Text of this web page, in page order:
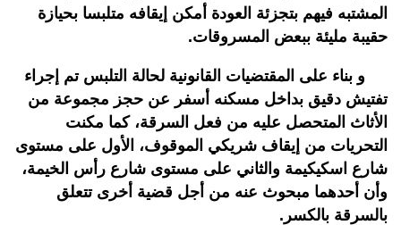
المشتبه فيهم بتجزئة العودة أمكن إيقافه متلبسا بحيازة
حقيبة مليئة ببعض المسروقات.
و بناء على المقتضيات القانونية لحالة التلبس تم إجراء
تفتيش دقيق بداخل مسكنه أسفر عن حجز مجموعة من
الأثاث المتحصل عليه من فعل السرقة، كما مكنت
التحريات من إيقاف شريكي الموقوف، الأول على مستوى
شارع اسكيكيمة والثاني على مستوى شارع رأس الخيمة،
وأن أحدهما مبحوث عنه من أجل قضية أخرى تتعلق
بالسرقة بالكسر.